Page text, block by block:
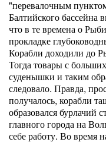
"перевалочным
Балтийского бассейна
что в те времена о
прокладке
Корабли доходили до
Тогда товары с
суденышки и таким
следовало. Правда,
получалось, корабли
образовался бурлачий
главного города на
себе работу. Во время